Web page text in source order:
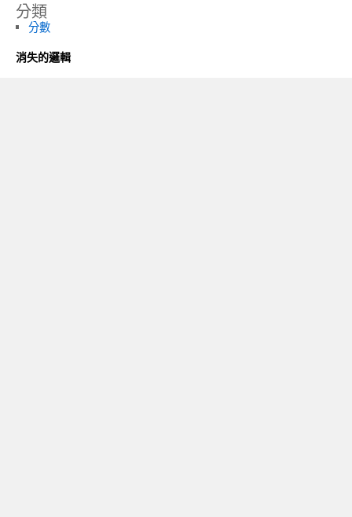
分類
分數
消失的邏輯